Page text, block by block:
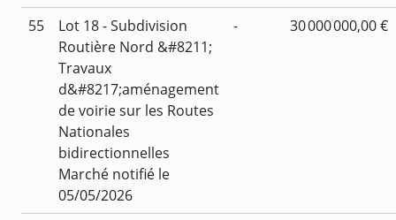
55
Lot 18 - Subdivision
Routière Nord &#8211;
Travaux
d&#8217;aménagement
de voirie sur les Routes
Nationales
bidirectionnelles
Marché notifié le
05/05/2026
- 30 000 000,00 €